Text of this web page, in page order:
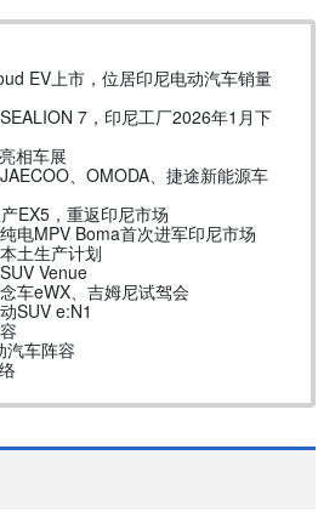
EV上市，位居印尼电动汽车销量
7，印尼工厂2026年1月下
相车展
、OMODA、捷途新能源车
EX5，重返印尼市场
电MPV Boma首次进军印尼市场
土生产计划
Venue
车eWX、吉姆尼试驾会
SUV e:N1
汽车阵容